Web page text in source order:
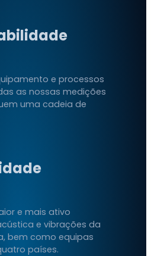
e processos
as nossas medições
uma cadeia de
e mais ativo
e vibrações da
bem como equipas
países.